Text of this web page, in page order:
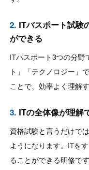
2. ITパスポート試験
ができる
ITパスポート3つの分野
ト」「テクノロジー」
ことで、効率よく理解
3. ITの全体像が理解
資格試験と言うだけで
ようになります。ITを
ることができる研修です